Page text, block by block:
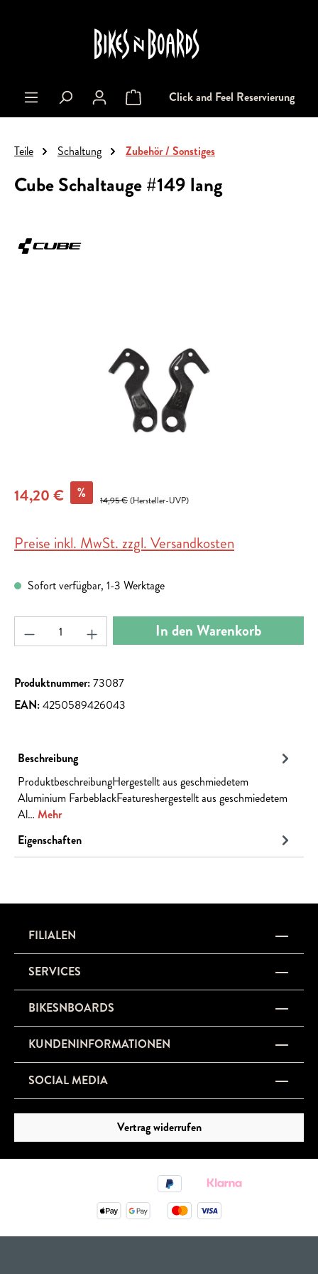
Warenkorb enthält 0 Positionen. Der
Click and Feel Reservierung
Teile Schaltung Zubehör / Sonstiges
Cube Schaltauge #149 lang
14,20 € % 14,95 €(Hersteller-UVP)
Preise inkl. MwSt. zzgl. Versandkosten
Sofort verfügbar, 1-3 Werktage
Produkt Anzahl: Gib den gewünschten Wert ein
In den Warenkorb
Produktnummer:73087
EAN:4250589426043
Beschreibung
ProduktbeschreibungHergestellt aus geschmiedetem
Aluminium FarbeblackFeatureshergestellt aus geschmiedetem
Al… Mehr
Eigenschaften
FILIALEN
SERVICES
BIKESNBOARDS
KUNDENINFORMATIONEN
SOCIAL MEDIA
Vertrag widerrufen